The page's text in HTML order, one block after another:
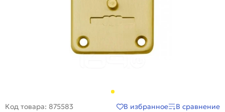
Код товара: 875583 В избранное
В сравнение